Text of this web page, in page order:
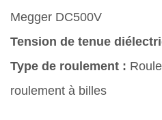
Megger DC500V
Tension de tenue
Type de roulement :
roulement à billes